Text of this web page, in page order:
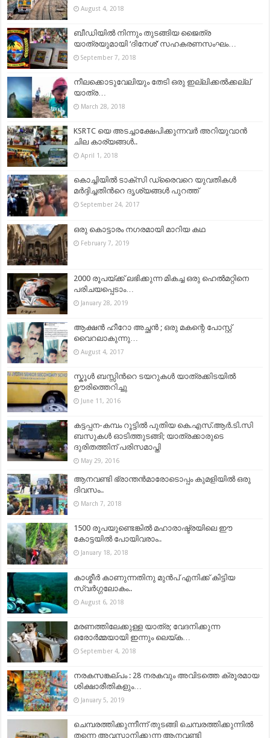
August 4, 2018
ബീഡിയിൽ നിന്നും തുടങ്ങിയ ജൈത്ര
യാത്രയുമായി ‘ദിനേശ്’ സഹകരണസംഘം…
September 7, 2018
നീലക്കൊടുവേലിയും തേടി ഒരു ഇല്ലിക്കല്‍ക്കല്ല്
യാത്ര…
March 28, 2018
KSRTC യെ അടച്ചാക്ഷേപിക്കുന്നവര്‍ അറിയുവാന്‍
ചില കാര്യങ്ങള്‍..
April 1, 2018
കൊച്ചിയില്‍ ടാക്സി ഡ്രൈവറെ യുവതികള്‍
മര്‍ദ്ദിച്ചതിന്‍റെ ദൃശ്യങ്ങള്‍ പുറത്ത്
September 24, 2017
ഒരു കൊട്ടാരം നഗരമായി മാറിയ കഥ
February 7, 2019
2000 രൂപയ്ക്ക് ലഭിക്കുന്ന മികച്ച ഒരു ഹെൽമറ്റിനെ
പരിചയപ്പെടാം…
January 28, 2019
ആക്ഷൻ ഹീറോ അച്ഛൻ ; ഒരു മകന്റെ പോസ്റ്റ്
വൈറലാകുന്നു…
August 4, 2017
സ്കൂൾ ബസ്സിന്‍റെ ടയറുകൾ യാത്രക്കിടയിൽ
ഊരിത്തെറിച്ചു
June 11, 2016
കട്ടപ്പന-കമ്പം റൂട്ടിൽ പുതിയ കെ.എസ്.ആർ.ടി.സി
ബസുകൾ ഓടിത്തുടങ്ങി; യാത്രക്കാരുടെ
ദുരിതത്തിന് പരിസമാപ്തി
May 29, 2016
ആനവണ്ടി ഭ്രാന്തൻമാരോടൊപ്പം കുമളിയിൽ ഒരു
ദിവസം..
March 7, 2018
1500 രൂപയുണ്ടെങ്കിൽ മഹാരാഷ്ട്രയിലെ ഈ
കോട്ടയിൽ പോയിവരാം..
January 18, 2018
കാശ്മീർ കാണുന്നതിനു മുൻപ് എനിക്ക് കിട്ടിയ
സ്വർഗ്ഗലോകം..
August 6, 2018
മരണത്തിലേക്കുള്ള യാത്ര; വേദനിക്കുന്ന
ഒരോർമ്മയായി ഇന്നും ലെയ്‌ക…
September 4, 2018
നരകസങ്കല്പം : 28 നരകവും അവിടത്തെ ക്രൂരമായ
ശിക്ഷാരീതികളും…
January 5, 2019
ചെമ്പരത്തിക്കുന്നീന്ന് തുടങ്ങി ചെമ്പരത്തിക്കുന്നില്‍
തന്നെ അവസാനിക്കുന്ന ആനവണ്ടി